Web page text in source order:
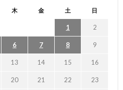
木 金 土 日
1 2
6 7 8 9
13 14 15 16
20 21 22 23